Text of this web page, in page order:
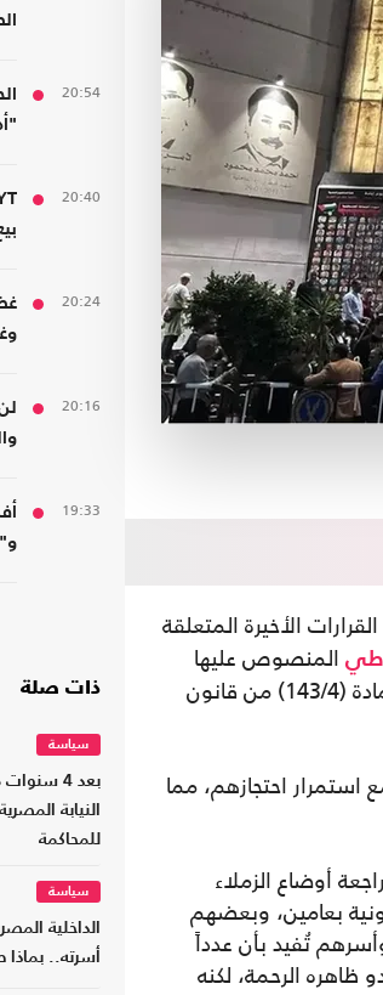
الأخيرة المتعلقة
المنصوص عليها
قانوناً، والتي وصلت في بعض الحالات إلى أكثر من خمس سنوات، بما يخالف المادة (143/4) من قانون
استمرار احتجازهم، مما
أوضاع الزملاء
القانونية بعامين، وبعضهم
تُفيد بأن عدداً
ظاهره الرحمة، لكنه
20:54
20:40
20:24
20:16
19:33
ذات صلة
سياسة
بعد 4
النيابة
للمحاكمة
سياسة
الداخلية
أسرته..